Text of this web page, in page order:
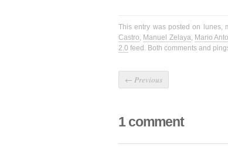
This entry was posted on lunes,
Castro, Manuel Zelaya, Mario
2.0 feed. Both comments and
← Previous
1 comment